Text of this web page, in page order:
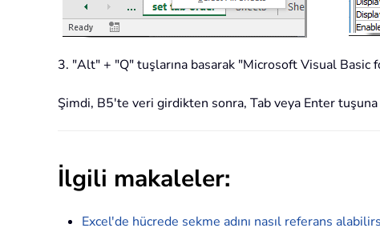
3. "Alt" + "Q" tuşlarına basarak "Microsoft Visual Basic
Şimdi, B5'te veri girdikten sonra, Tab veya Enter tuşuna
İlgili makaleler:
Excel'de hücrede sekme adını nasıl referans